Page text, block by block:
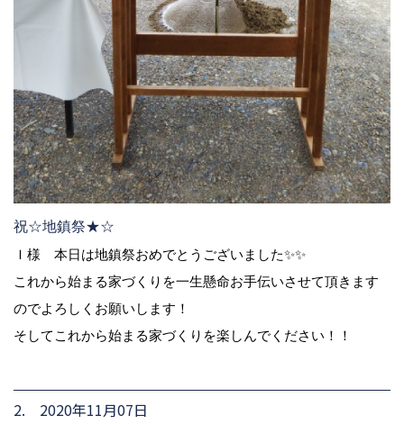
祝☆地鎮祭★☆
Ｉ様 本日は地鎮祭おめでとうございました✨✨
これから始まる家づくりを一生懸命お手伝いさせて頂きます
のでよろしくお願いします！
そしてこれから始まる家づくりを楽しんでください！！
2. 2020年11月07日